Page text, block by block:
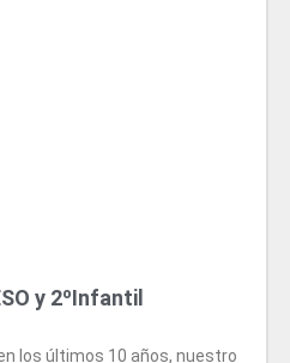
y 2ºInfantil
los últimos 10 años, nuestro